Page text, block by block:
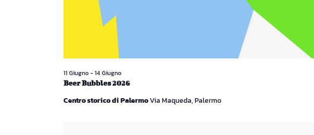
Beer Bubbles 2026
11 Giugno- 14 Giugno
Centro storico di PalermoVia Maqueda, Palermo